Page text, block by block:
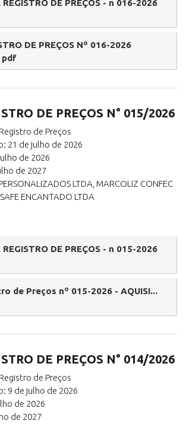
DE PREÇOS - n 016-2026
DE PREÇOS Nº 016-2026
pdf
DE PREÇOS N° 015/2026
de Preços
21 de julho de 2026
de 2026
de 2027
LTDA, MARCOLIZ CONFEC
ENCANTADO LTDA
DE PREÇOS - n 015-2026
de Preços nº 015-2026 - AQUISI...
DE PREÇOS N° 014/2026
de Preços
9 de julho de 2026
de 2026
de 2027